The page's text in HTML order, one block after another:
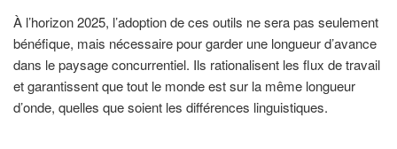
À l’horizon 2025, l’adoption de ces outils ne sera pas seulement
bénéfique, mais nécessaire pour garder une longueur d’avance
dans le paysage concurrentiel. Ils rationalisent les flux de travail
et garantissent que tout le monde est sur la même longueur
d’onde, quelles que soient les différences linguistiques.